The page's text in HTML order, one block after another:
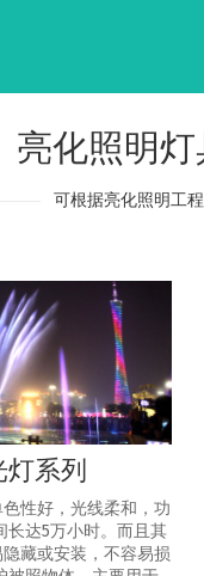
亮化照明
可根据亮化照明工
灯系列
性好，光线柔和，功
长达5万小时。而且其
藏或安装，不容易损